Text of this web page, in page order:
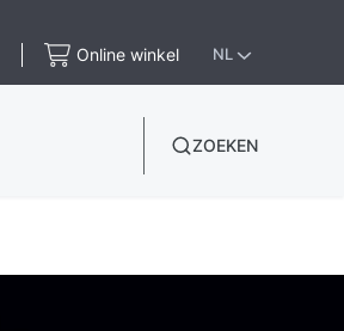
Online winkel NL
ZOEKEN